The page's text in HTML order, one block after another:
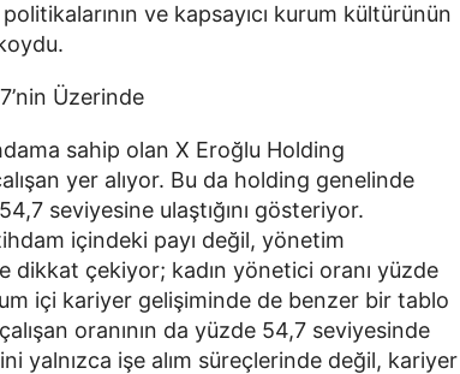
ve kapsayıcı kurum kültürünün
Üzerinde
sahip olan X Eroğlu Holding
yer alıyor. Bu da holding genelinde
seviyesine ulaştığını gösteriyor.
içindeki payı değil, yönetim
dikkat çekiyor; kadın yönetici oranı yüzde
içi kariyer gelişiminde de benzer bir tablo
oranının da yüzde 54,7 seviyesinde
yalnızca işe alım süreçlerinde değil, kariyer